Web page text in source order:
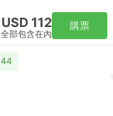
USD 112
部包含在內
購票